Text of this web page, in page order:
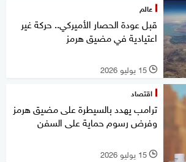
عالم
قبل عودة الحصار الأميركي.. حركة غير
اعتيادية في مضيق هرمز
l 15 يوليو 2026
اقتصاد
ترامب يهدد بالسيطرة على مضيق هرمز
وفرض رسوم حماية على السفن
l 15 يوليو 2026